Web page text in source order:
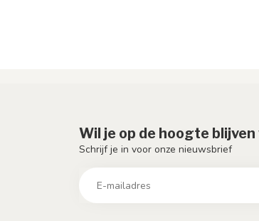
Wil je op de hoogte
Schrijf je in voor onze nieuwsbrief